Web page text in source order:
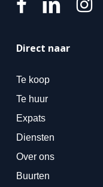
Direct naar
Te koop
Te huur
Expats
Diensten
Over ons
Buurten